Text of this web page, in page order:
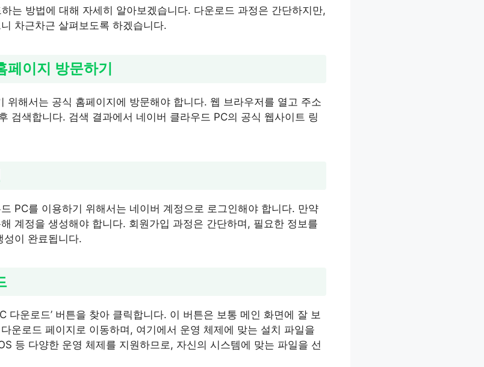
는 방법에 대해 자세히 알아보겠습니다. 다운로드 과정은 간단하지만,
차근차근 살펴보도록 하겠습니다.
페이지 방문하기
위해서는 공식 홈페이지에 방문해야 합니다. 웹 브라우저를 열고 주소
검색합니다. 검색 결과에서 네이버 클라우드 PC의 공식 웹사이트 링
PC를 이용하기 위해서는 네이버 계정으로 로그인해야 합니다. 만약
계정을 생성해야 합니다. 회원가입 과정은 간단하며, 필요한 정보를
성이 완료됩니다.
다운로드’ 버튼을 찾아 클릭합니다. 이 버튼은 보통 메인 화면에 잘 보
운로드 페이지로 이동하며, 여기에서 운영 체제에 맞는 설치 파일을
등 다양한 운영 체제를 지원하므로, 자신의 시스템에 맞는 파일을 선